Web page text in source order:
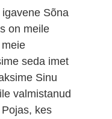
Sõna
on meile
seda imet
Sinu
valmistanud
kes